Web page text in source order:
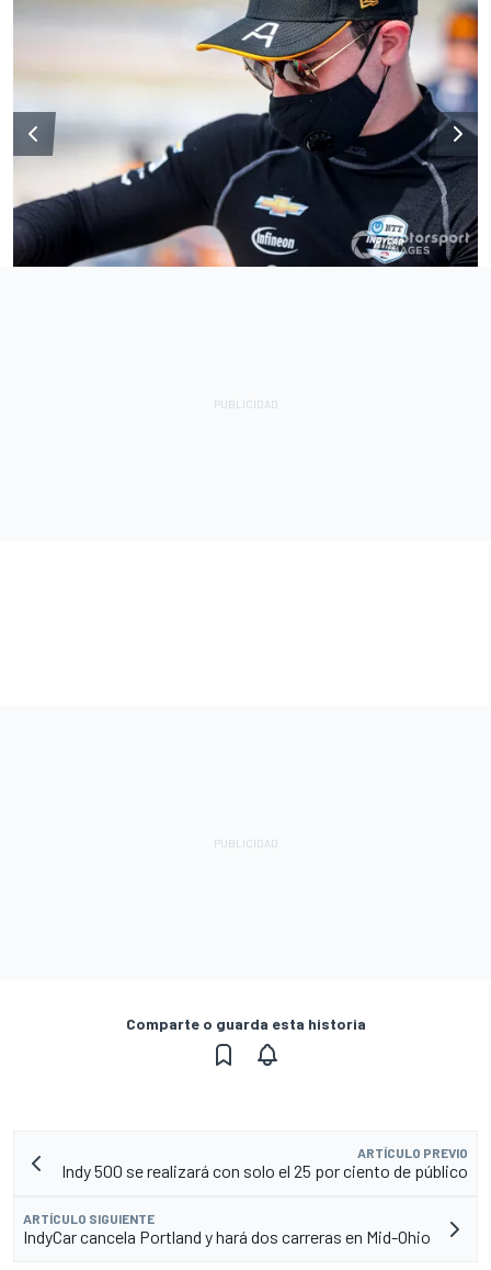
Comparte o guarda esta historia
ARTÍCULO PREVIO
Indy 500 se realizará con solo el 25 por ciento de público
ARTÍCULO SIGUIENTE
IndyCar cancela Portland y hará dos carreras en Mid-Ohio